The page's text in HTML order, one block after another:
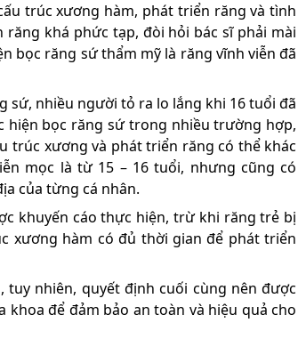
trúc xương hàm, phát triển răng và tình
khá phức tạp, đòi hỏi bác sĩ phải mài
bọc răng sứ thẩm mỹ là răng vĩnh viễn đã
sứ, nhiều người tỏ ra lo lắng khi 16 tuổi đã
hiện bọc răng sứ trong nhiều trường hợp,
trúc xương và phát triển răng có thể khác
mọc là từ 15 – 16 tuổi, nhưng cũng có
của từng cá nhân.
khuyến cáo thực hiện, trừ khi răng trẻ bị
xương hàm có đủ thời gian để phát triển
nhiên, quyết định cuối cùng nên được
để đảm bảo an toàn và hiệu quả cho